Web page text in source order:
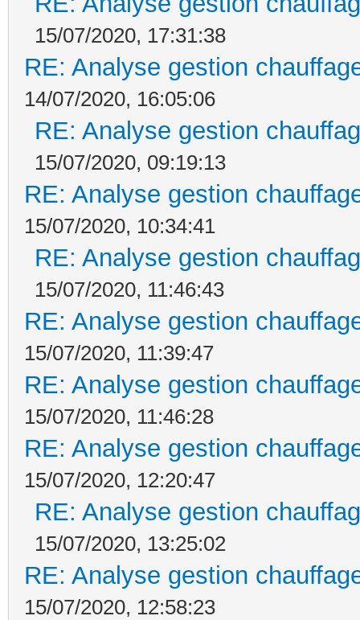
15/07/2020, 17:31:38
RE: Analyse gestion
14/07/2020, 16:05:06
RE: Analyse gestion
15/07/2020, 09:19:13
RE: Analyse gestion
15/07/2020, 10:34:41
RE: Analyse gestion
15/07/2020, 11:46:43
RE: Analyse gestion
15/07/2020, 11:39:47
RE: Analyse gestion
15/07/2020, 11:46:28
RE: Analyse gestion
15/07/2020, 12:20:47
RE: Analyse gestion
15/07/2020, 13:25:02
RE: Analyse gestion
15/07/2020, 12:58:23